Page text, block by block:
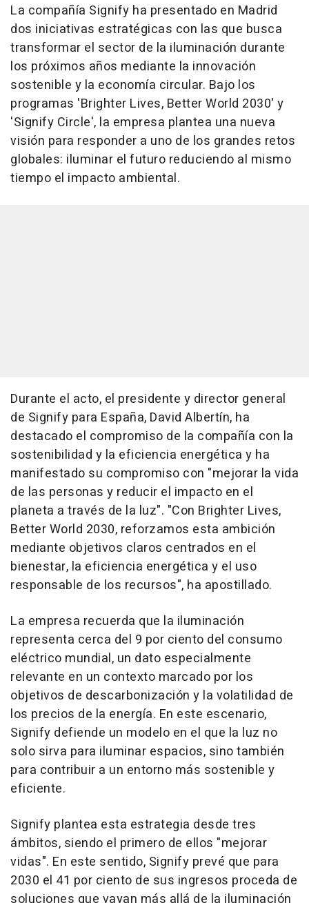
La compañía Signify ha presentado en Madrid
dos iniciativas estratégicas con las que busca
transformar el sector de la iluminación durante
los próximos años mediante la innovación
sostenible y la economía circular. Bajo los
programas 'Brighter Lives, Better World 2030' y
'Signify Circle', la empresa plantea una nueva
visión para responder a uno de los grandes retos
globales: iluminar el futuro reduciendo al mismo
tiempo el impacto ambiental.
Durante el acto, el presidente y director general
de Signify para España, David Albertín, ha
destacado el compromiso de la compañía con la
sostenibilidad y la eficiencia energética y ha
manifestado su compromiso con "mejorar la vida
de las personas y reducir el impacto en el
planeta a través de la luz". "Con Brighter Lives,
Better World 2030, reforzamos esta ambición
mediante objetivos claros centrados en el
bienestar, la eficiencia energética y el uso
responsable de los recursos", ha apostillado.
La empresa recuerda que la iluminación
representa cerca del 9 por ciento del consumo
eléctrico mundial, un dato especialmente
relevante en un contexto marcado por los
objetivos de descarbonización y la volatilidad de
los precios de la energía. En este escenario,
Signify defiende un modelo en el que la luz no
solo sirva para iluminar espacios, sino también
para contribuir a un entorno más sostenible y
eficiente.
Signify plantea esta estrategia desde tres
ámbitos, siendo el primero de ellos "mejorar
vidas". En este sentido, Signify prevé que para
2030 el 41 por ciento de sus ingresos proceda de
soluciones que vayan más allá de la iluminación